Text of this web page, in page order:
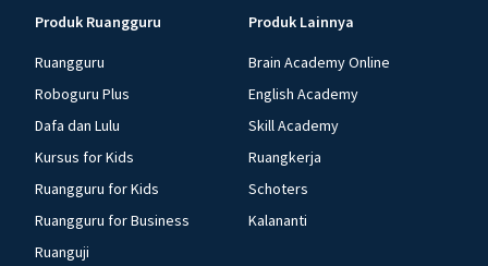
Produk Ruangguru
Ruangguru
Roboguru Plus
Dafa dan Lulu
Kursus for Kids
Ruangguru for Kids
Ruangguru for Business
Ruanguji
Produk Lainnya
Brain Academy Online
English Academy
Skill Academy
Ruangkerja
Schoters
Kalananti